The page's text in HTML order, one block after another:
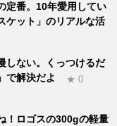
定番。10年愛用してい
ケット」のリアルな活
しない。くっつけるだ
で解決だよ
★ 0
！ロゴスの300gの軽量